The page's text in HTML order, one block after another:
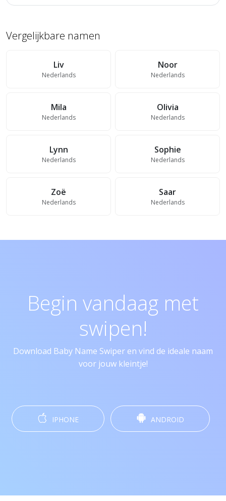
Vergelijkbare namen
Liv
Nederlands
Noor
Nederlands
Mila
Nederlands
Olivia
Nederlands
Lynn
Nederlands
Sophie
Nederlands
Zoë
Nederlands
Saar
Nederlands
Begin vandaag met
swipen!
Download Baby Name Swiper en vind de ideale naam
voor jouw kleintje!
IPHONE ANDROID